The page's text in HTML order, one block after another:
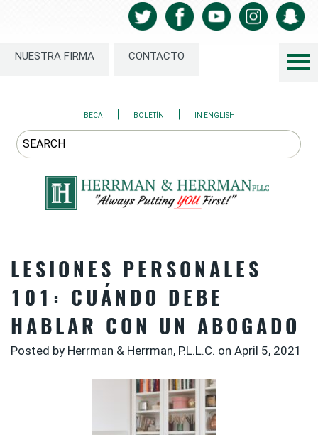
NUESTRA FIRMA CONTACTO
BECA | BOLETÍN | IN ENGLISH
LESIONES PERSONALES
101: CUÁNDO DEBE
HABLAR CON UN ABOGADO
Posted by Herrman & Herrman, P.L.L.C. on April 5, 2021